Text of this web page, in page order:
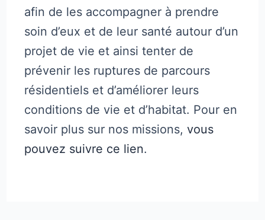
afin de les accompagner à prendre
soin d’eux et de leur santé autour d’un
projet de vie et ainsi tenter de
prévenir les ruptures de parcours
résidentiels et d’améliorer leurs
conditions de vie et d’habitat. Pour en
savoir plus sur nos missions, vous
pouvez suivre ce lien.